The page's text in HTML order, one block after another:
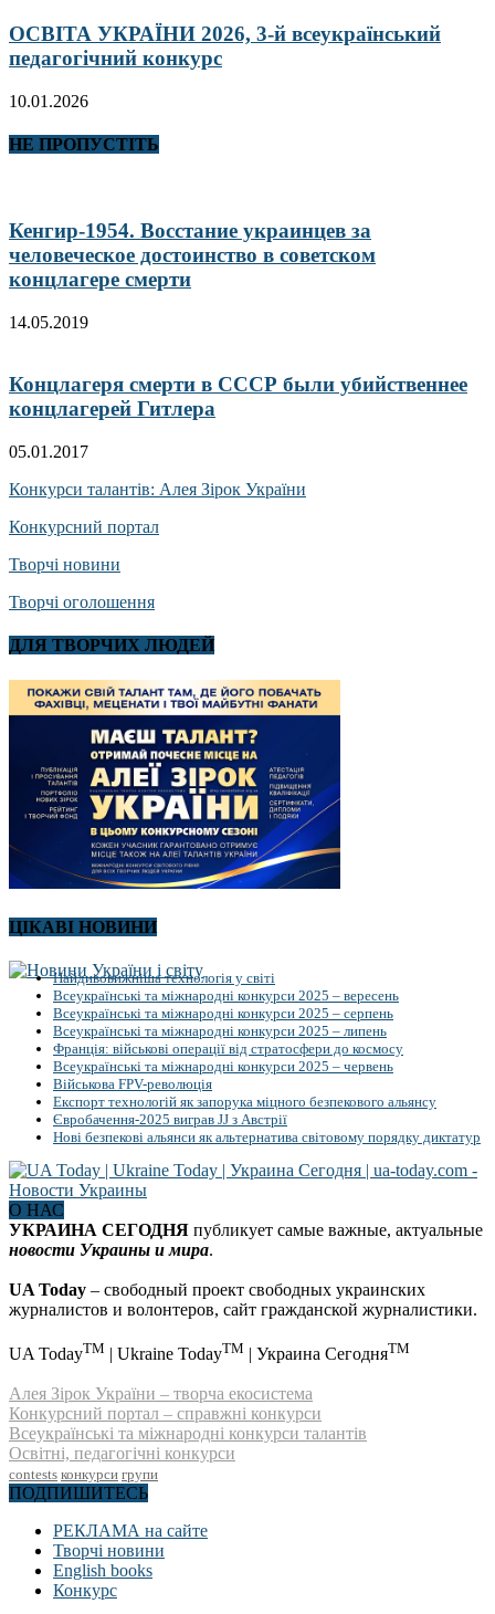
ОСВІТА УКРАЇНИ 2026, 3-й всеукраїнський
педагогічний конкурс
10.01.2026
НЕ ПРОПУСТІТЬ
Кенгир-1954. Восстание украинцев за
человеческое достоинство в советском
концлагере смерти
14.05.2019
Концлагеря смерти в СССР были убийственнее
концлагерей Гитлера
05.01.2017
Конкурси талантів: Алея Зірок України
Конкурсний портал
Творчі новини
Творчі оголошення
ДЛЯ ТВОРЧИХ ЛЮДЕЙ
ЦІКАВІ НОВИНИ
Найдивовижніша технологія у світі
Всеукраїнські та міжнародні конкурси 2025 – вересень
Всеукраїнські та міжнародні конкурси 2025 – серпень
Всеукраїнські та міжнародні конкурси 2025 – липень
Франція: військові операції від стратосфери до космосу
Всеукраїнські та міжнародні конкурси 2025 – червень
Військова FPV-революція
Експорт технологій як запорука міцного безпекового альянсу
Євробачення-2025 виграв JJ з Австрії
Нові безпекові альянси як альтернатива світовому порядку диктатур
О НАС
УКРАИНА СЕГОДНЯ публикует самые важные, актуальные
новости Украины и мира.
UA Today – свободный проект свободных украинских
журналистов и волонтеров, сайт гражданской журналистики.
UA TodayTM | Ukraine TodayTM | Украина СегодняTM
Алея Зірок України – творча екосистема
Конкурсний портал – справжні конкурси
Всеукраїнські та міжнародні конкурси талантів
Освітні, педагогічні конкурси
contests конкурси групи
ПОДПИШИТЕСЬ
РЕКЛАМА на сайте
Творчі новини
English books
Конкурс